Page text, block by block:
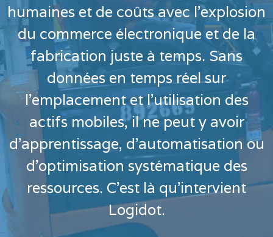
humaines et de coûts avec l'explosion
du commerce électronique et de la
fabrication juste à temps. Sans
données en temps réel sur
l'emplacement et l'utilisation des
actifs mobiles, il ne peut y avoir
d'apprentissage, d'automatisation ou
d'optimisation systématique des
ressources. C'est là qu'intervient
Logidot.